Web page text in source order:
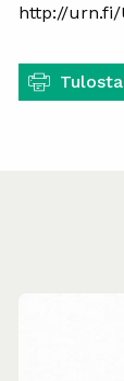
http://urn.fi/